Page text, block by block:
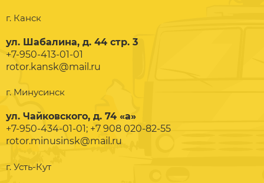
г. Канск
ул. Шабалина, д. 44 стр. 3
+7-950-413-01-01
rotor.kansk@mail.ru
г. Минусинск
ул. Чайковского, д. 74 «а»
+7-950-434-01-01; +7 908 020-82-55
rotor.minusinsk@mail.ru
г. Усть-Кут